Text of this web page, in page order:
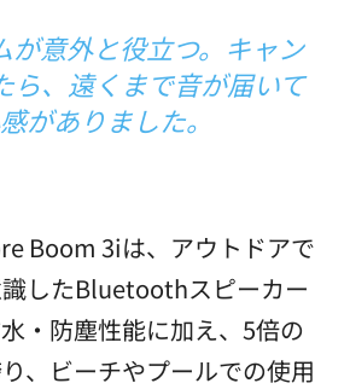
が意外と役立つ。キャン
ら、遠くまで音が届いて
がありました。
Boom 3iは、アウトドアで
したBluetoothスピーカー
・防塵性能に加え、5倍の
、ビーチやプールでの使用